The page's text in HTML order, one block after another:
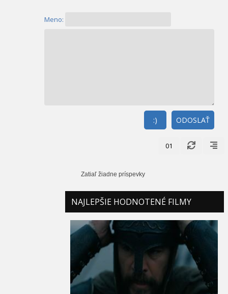
Meno:
ODOSLAŤ
:)
01
Zatiaľ žiadne príspevky
NAJLEPŠIE HODNOTENÉ FILMY